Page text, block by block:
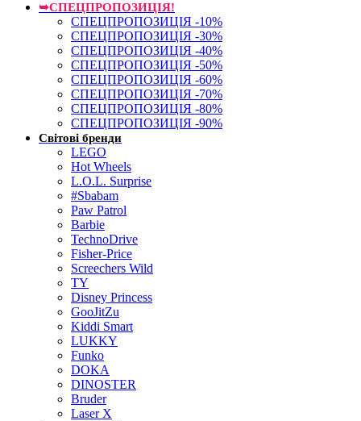
➥СПЕЦПРОПОЗИЦІЯ!
СПЕЦПРОПОЗИЦІЯ -10%
СПЕЦПРОПОЗИЦІЯ -30%
СПЕЦПРОПОЗИЦІЯ -40%
СПЕЦПРОПОЗИЦІЯ -50%
СПЕЦПРОПОЗИЦІЯ -60%
СПЕЦПРОПОЗИЦІЯ -70%
СПЕЦПРОПОЗИЦІЯ -80%
СПЕЦПРОПОЗИЦІЯ -90%
Світові бренди
LEGO
Hot Wheels
L.O.L. Surprise
#Sbabam
Paw Patrol
Barbie
TechnoDrive
Fisher-Price
Screechers Wild
TY
Disney Princess
GooJitZu
Kiddi Smart
LUKKY
Funko
DOKA
DINOSTER
Bruder
Laser X